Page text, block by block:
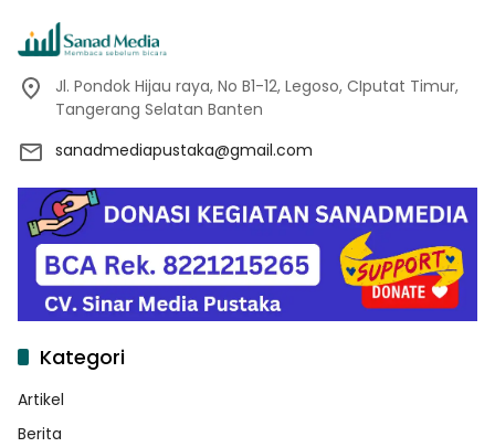
Jl. Pondok Hijau raya, No B1-12, Legoso, CIputat Timur,
Tangerang Selatan Banten
sanadmediapustaka@gmail.com
Kategori
Artikel
Berita